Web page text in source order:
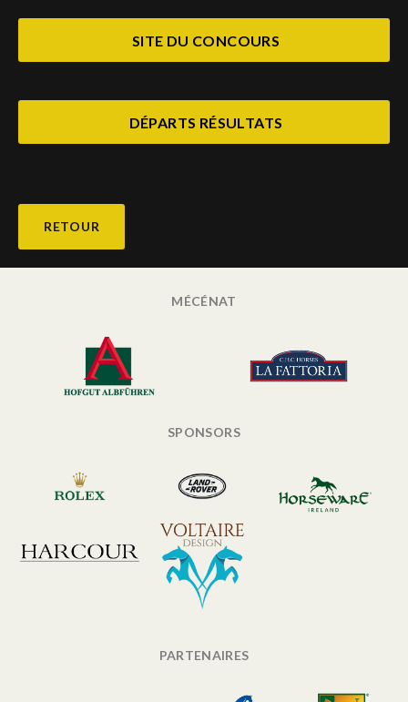
SITE DU CONCOURS
DÉPARTS RÉSULTATS
RETOUR
MÉCÉNAT
SPONSORS
PARTENAIRES